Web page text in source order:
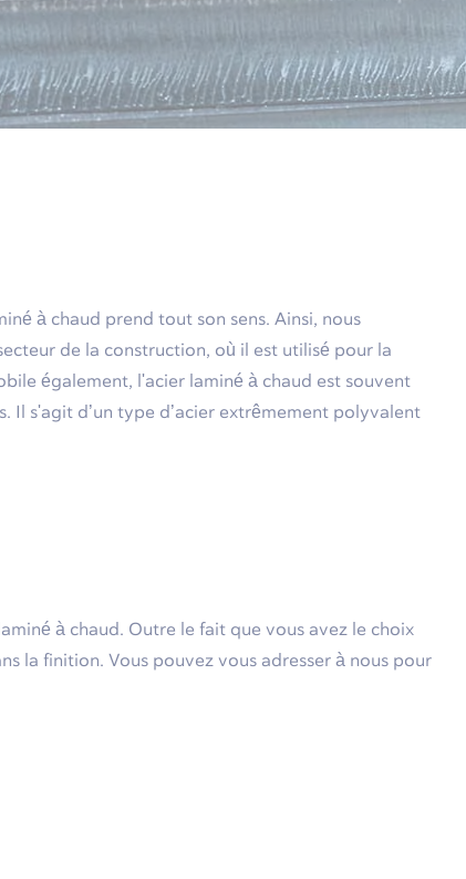
à chaud prend tout son sens. Ainsi, nous
de la construction, où il est utilisé pour la
également, l'acier laminé à chaud est souvent
Il s'agit d’un type d’acier extrêmement polyvalent
à chaud. Outre le fait que vous avez le choix
la finition. Vous pouvez vous adresser à nous pour